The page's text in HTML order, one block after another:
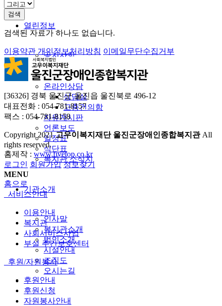
열린정보
공지사항
복지관소식
복지정보
온라인상담
상담실
고충건의함
자유게시판
언론보도
일정표
식단표
복지관 소식지
기관소개
인사말
복지관소개
법인소개
시설안내
조직도
오시는길
검색
검색된 자료가 하나도 없습니다.
이용약관 개인정보처리방침 이메일무단수집거부
[36326] 경북 울진군 울진읍 울진북로 496-12
대표전화 : 054-781-8157
팩스 : 054-781-8158
Copyright 2021고우이복지재단 울진군장애인종합복지관All
rights reserved.
홈제작 : www.fivetop.co.kr
로그인 회원가입 정보찾기
MENU
홈으로
서비스안내
이용안내
복지관
사회서비스사업
부설 주간보호센터
후원/자원봉사
후원안내
후원신청
자원봉사안내